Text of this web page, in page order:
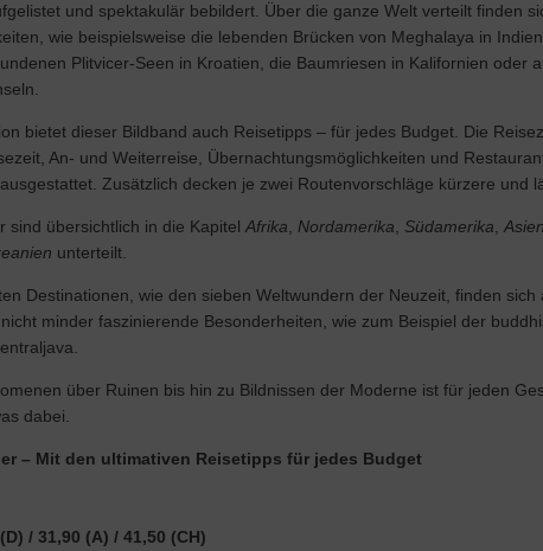
und spektakulär bebildert. Über die ganze Welt verteilt finden
wie beispielsweise die lebenden Brücken von Meghalaya in
Plitvicer-Seen in Kroatien, die Baumriesen in Kalifornien oder
bietet dieser Bildband auch Reisetipps – für jedes Budget. Die
An- und Weiterreise, Übernachtungsmöglichkeiten und
Zusätzlich decken je zwei Routenvorschläge kürzere und
sind übersichtlich in die Kapitel Afrika Nordamerika Südamerika
unterteilt.
Destinationen, wie den sieben Weltwundern der Neuzeit, finden sich
minder faszinierende Besonderheiten, wie zum Beispiel der
über Ruinen bis hin zu Bildnissen der Moderne ist für jeden
dabei.
– Mit den ultimativen Reisetipps für jedes Budget
/ 31,90 (A) / 41,50 (CH)